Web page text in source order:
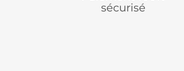
sécurisé